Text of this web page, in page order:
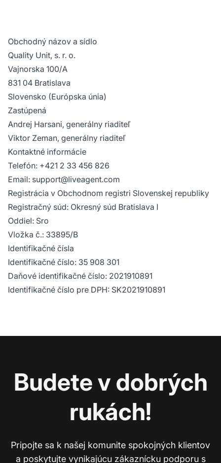
Obchodný názov a sídlo
Quality Unit, s. r. o.
Vajnorska 100/A
831 04 Bratislava
Slovensko (Európska únia)
Zastúpená
Andrej Harsani, generálny riaditeľ
Viktor Zeman, generálny riaditeľ
Kontaktné informácie
Telefón: +421 2 33 456 826
Email: support@liveagent.com
Registrácia v Obchodnom registri Slovenskej republiky
Registračný súd: Okresný súd Bratislava I
Oddiel: Sro
Vložka č.: 33895/B
Identifikačné čísla
Identifikačné číslo: 35 908 301
Daňové identifikačné číslo: 2021910891
Identifikačné číslo pre DPH: SK2021910891
Budete v dobrých
rukách!
Pripojte sa k našej komunite spokojných klientov
a poskytujte vynikajúcu zákaznícku podporu s